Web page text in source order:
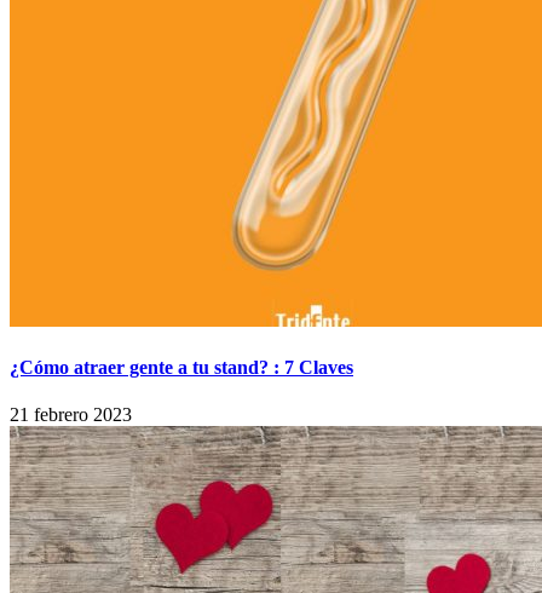
¿Cómo atraer gente a tu stand? : 7 Claves
21 febrero 2023